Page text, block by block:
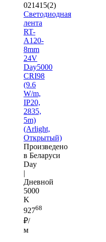
021415(2)
Светодиодная
лента
RT-
A120-
8mm
24V
Day5000
CRI98
(9.6
W/m,
IP20,
2835,
5m)
(Arlight,
Открытый)
Произведено
в Беларуси
Day
|
Дневной
5000
K
92768
₽/
м